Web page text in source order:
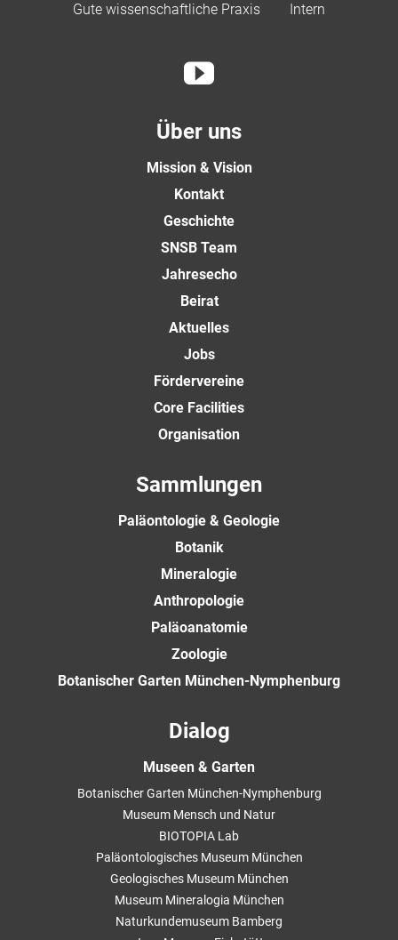
Gute wissenschaftliche Praxis
Intern
Über uns
Mission & Vision
Kontakt
Geschichte
SNSB Team
Jahresecho
Beirat
Aktuelles
Jobs
Fördervereine
Core Facilities
Organisation
Sammlungen
Paläontologie & Geologie
Botanik
Mineralogie
Anthropologie
Paläoanatomie
Zoologie
Botanischer Garten München-Nymphenburg
Dialog
Museen & Garten
Botanischer Garten München-Nymphenburg
Museum Mensch und Natur
BIOTOPIA Lab
Paläontologisches Museum München
Geologisches Museum München
Museum Mineralogia München
Naturkundemuseum Bamberg